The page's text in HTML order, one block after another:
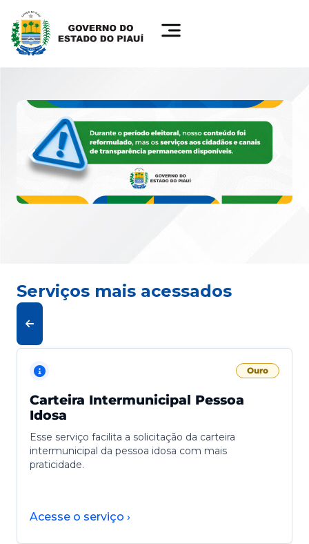
Serviços mais acessados
Ouro
Carteira Intermunicipal Pessoa
Idosa
Esse serviço facilita a solicitação da carteira
intermunicipal da pessoa idosa com mais
praticidade.
Acesse o serviço ›